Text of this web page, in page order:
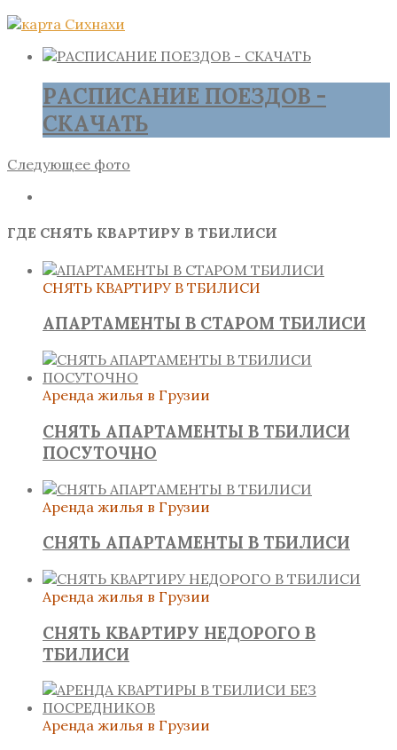
РАСПИСАНИЕ ПОЕЗДОВ -
СКАЧАТЬ
Следующее фото
ГДЕ СНЯТЬ КВАРТИРУ В ТБИЛИСИ
СНЯТЬ КВАРТИРУ В ТБИЛИСИ
АПАРТАМЕНТЫ В СТАРОМ ТБИЛИСИ
Аренда жилья в Грузии
СНЯТЬ АПАРТАМЕНТЫ В ТБИЛИСИ
ПОСУТОЧНО
Аренда жилья в Грузии
СНЯТЬ АПАРТАМЕНТЫ В ТБИЛИСИ
Аренда жилья в Грузии
СНЯТЬ КВАРТИРУ НЕДОРОГО В
ТБИЛИСИ
Аренда жилья в Грузии